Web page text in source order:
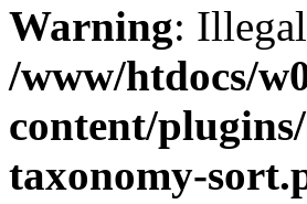
Warning:
/www/htdocs/
content/
taxonomy-